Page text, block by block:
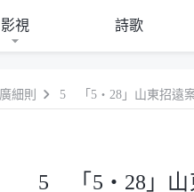
影視 詩歌
細則
5 「5・28」山